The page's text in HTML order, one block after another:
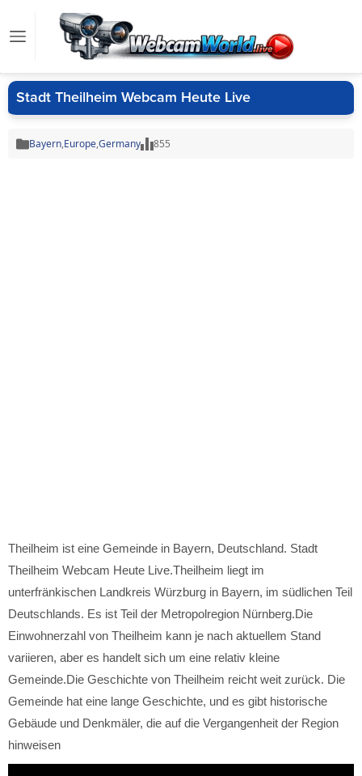
Stadt Theilheim Webcam Heute Live
Bayern,Europe,Germany 855
Theilheim ist eine Gemeinde in Bayern, Deutschland. Stadt
Theilheim Webcam Heute Live.Theilheim liegt im
unterfränkischen Landkreis Würzburg in Bayern, im südlichen Teil
Deutschlands. Es ist Teil der Metropolregion Nürnberg.Die
Einwohnerzahl von Theilheim kann je nach aktuellem Stand
variieren, aber es handelt sich um eine relativ kleine
Gemeinde.Die Geschichte von Theilheim reicht weit zurück. Die
Gemeinde hat eine lange Geschichte, und es gibt historische
Gebäude und Denkmäler, die auf die Vergangenheit der Region
hinweisen